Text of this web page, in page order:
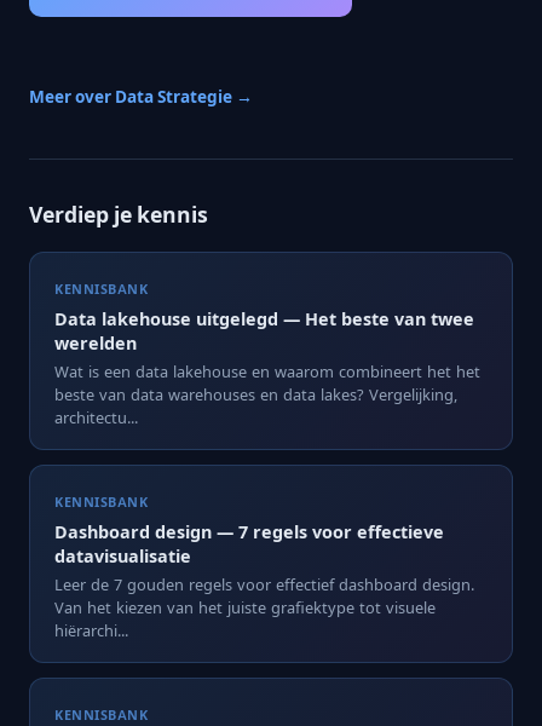
Meer over Data Strategie →
Verdiep je kennis
KENNISBANK
Data lakehouse uitgelegd — Het beste van twee
werelden
Wat is een data lakehouse en waarom combineert het het
beste van data warehouses en data lakes? Vergelijking,
architectu...
KENNISBANK
Dashboard design — 7 regels voor effectieve
datavisualisatie
Leer de 7 gouden regels voor effectief dashboard design.
Van het kiezen van het juiste grafiektype tot visuele
hiërarchi...
KENNISBANK